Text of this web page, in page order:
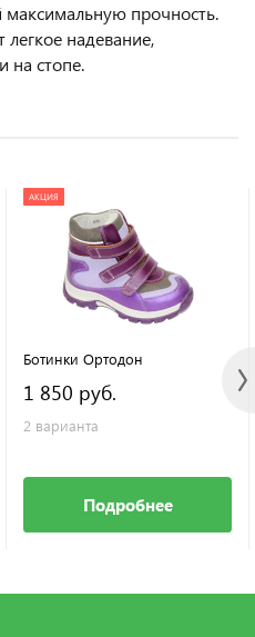
максимальную прочность.
надевание,
на стопе.
АКЦИЯ
Ботинки Ортодон
1 850 руб.
2 варианта
Подробнее